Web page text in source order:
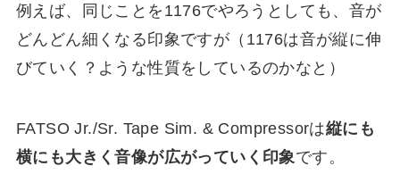
例えば、同じことを1176でやろうとしても、音が
どんどん細くなる印象ですが（1176は音が縦に伸
びていく？ような性質をしているのかなと）
FATSO Jr./Sr. Tape Sim. & Compressorは縦にも
横にも大きく音像が広がっていく印象 です。